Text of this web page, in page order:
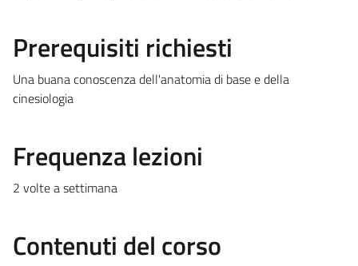
Prerequisiti richiesti
Una buana conoscenza dell'anatomia di base e della
cinesiologia
Frequenza lezioni
2 volte a settimana
Contenuti del corso